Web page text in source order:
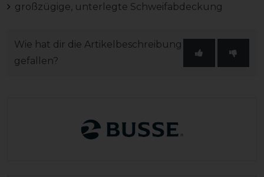
großzügige, unterlegte Schweifabdeckung
Wie hat dir die Artikelbeschreibung
gefallen?